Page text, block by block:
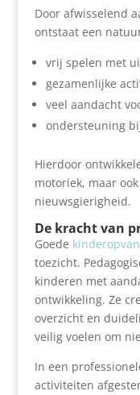
Door afwisselend
ontstaat een
vrij spelen met
gezamenlijke
veel aandacht
ondersteuning
Hierdoor
motoriek, maar
nieuwsgierigheid.
De kracht van
Goede
toezicht.
kinderen met
ontwikkeling. Ze
overzicht en
veilig voelen om
In een
activiteiten